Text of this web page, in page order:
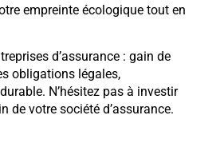
empreinte écologique tout en
d’assurance : gain de
obligations légales,
N’hésitez pas à investir
votre société d’assurance.